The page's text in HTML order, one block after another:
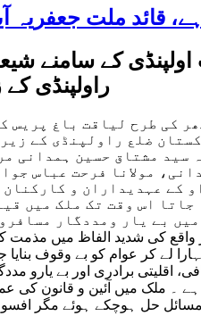
کے سامنے
راولپنڈی
کی طرح لیاقت باغ پریس
ضلع راولپنڈی کے
مشتاق حسین ہمدانی
مولانا فرحت عباس
کے عہدیداران و
اس وقت تک ملک میں
بے یار ومددگار
کی شدید الفاظ میں مذمت
لے کر عوام کو بے وقوف
اقلیتی برادری اور بے
میں آئین و قانون کی
مسائل حل ہوچکے ہوئے مگر